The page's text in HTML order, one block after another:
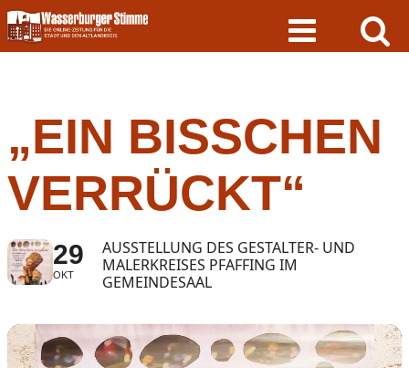
Skip
to
content
„EIN BISSCHEN
VERRÜCKT“
29
OKT
AUSSTELLUNG DES GESTALTER- UND
MALERKREISES PFAFFING IM
GEMEINDESAAL